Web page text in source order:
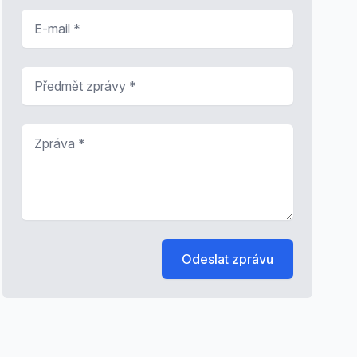
Odeslat zprávu